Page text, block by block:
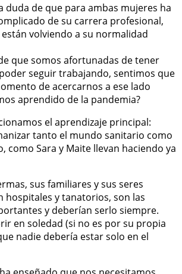
duda de que para ambas mujeres ha
de su carrera profesional,
volviendo a su normalidad
que somos afortunadas de tener
seguir trabajando, sentimos que
de acercarnos a ese lado
aprendido de la pandemia?
el aprendizaje principal:
tanto el mundo sanitario como
como Sara y Maite llevan haciendo ya
sus familiares y sus seres
hospitales y tanatorios, son las
y deberían serlo siempre.
en soledad (si no es por su propia
nadie debería estar solo en el